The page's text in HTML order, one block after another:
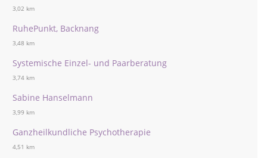
3,02 km
RuhePunkt, Backnang
3,48 km
Systemische Einzel- und Paarberatung
3,74 km
Sabine Hanselmann
3,99 km
Ganzheilkundliche Psychotherapie
4,51 km